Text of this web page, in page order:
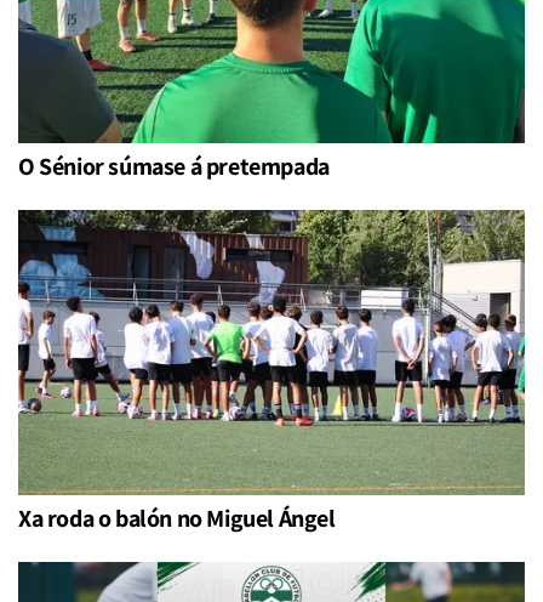
O Sénior súmase á pretempada
Xa roda o balón no Miguel Ángel